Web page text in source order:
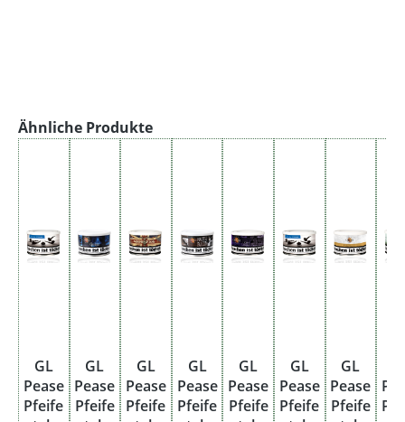
Produktgalerie überspringen
Ähnliche Produkte
GL
Pease
Pfeife
GL
Pease
Pfeife
GL
Pease
Pfeife
GL
Pease
Pfeife
GL
Pease
Pfeife
GL
Pease
Pfeife
GL
Pease
Pfeife